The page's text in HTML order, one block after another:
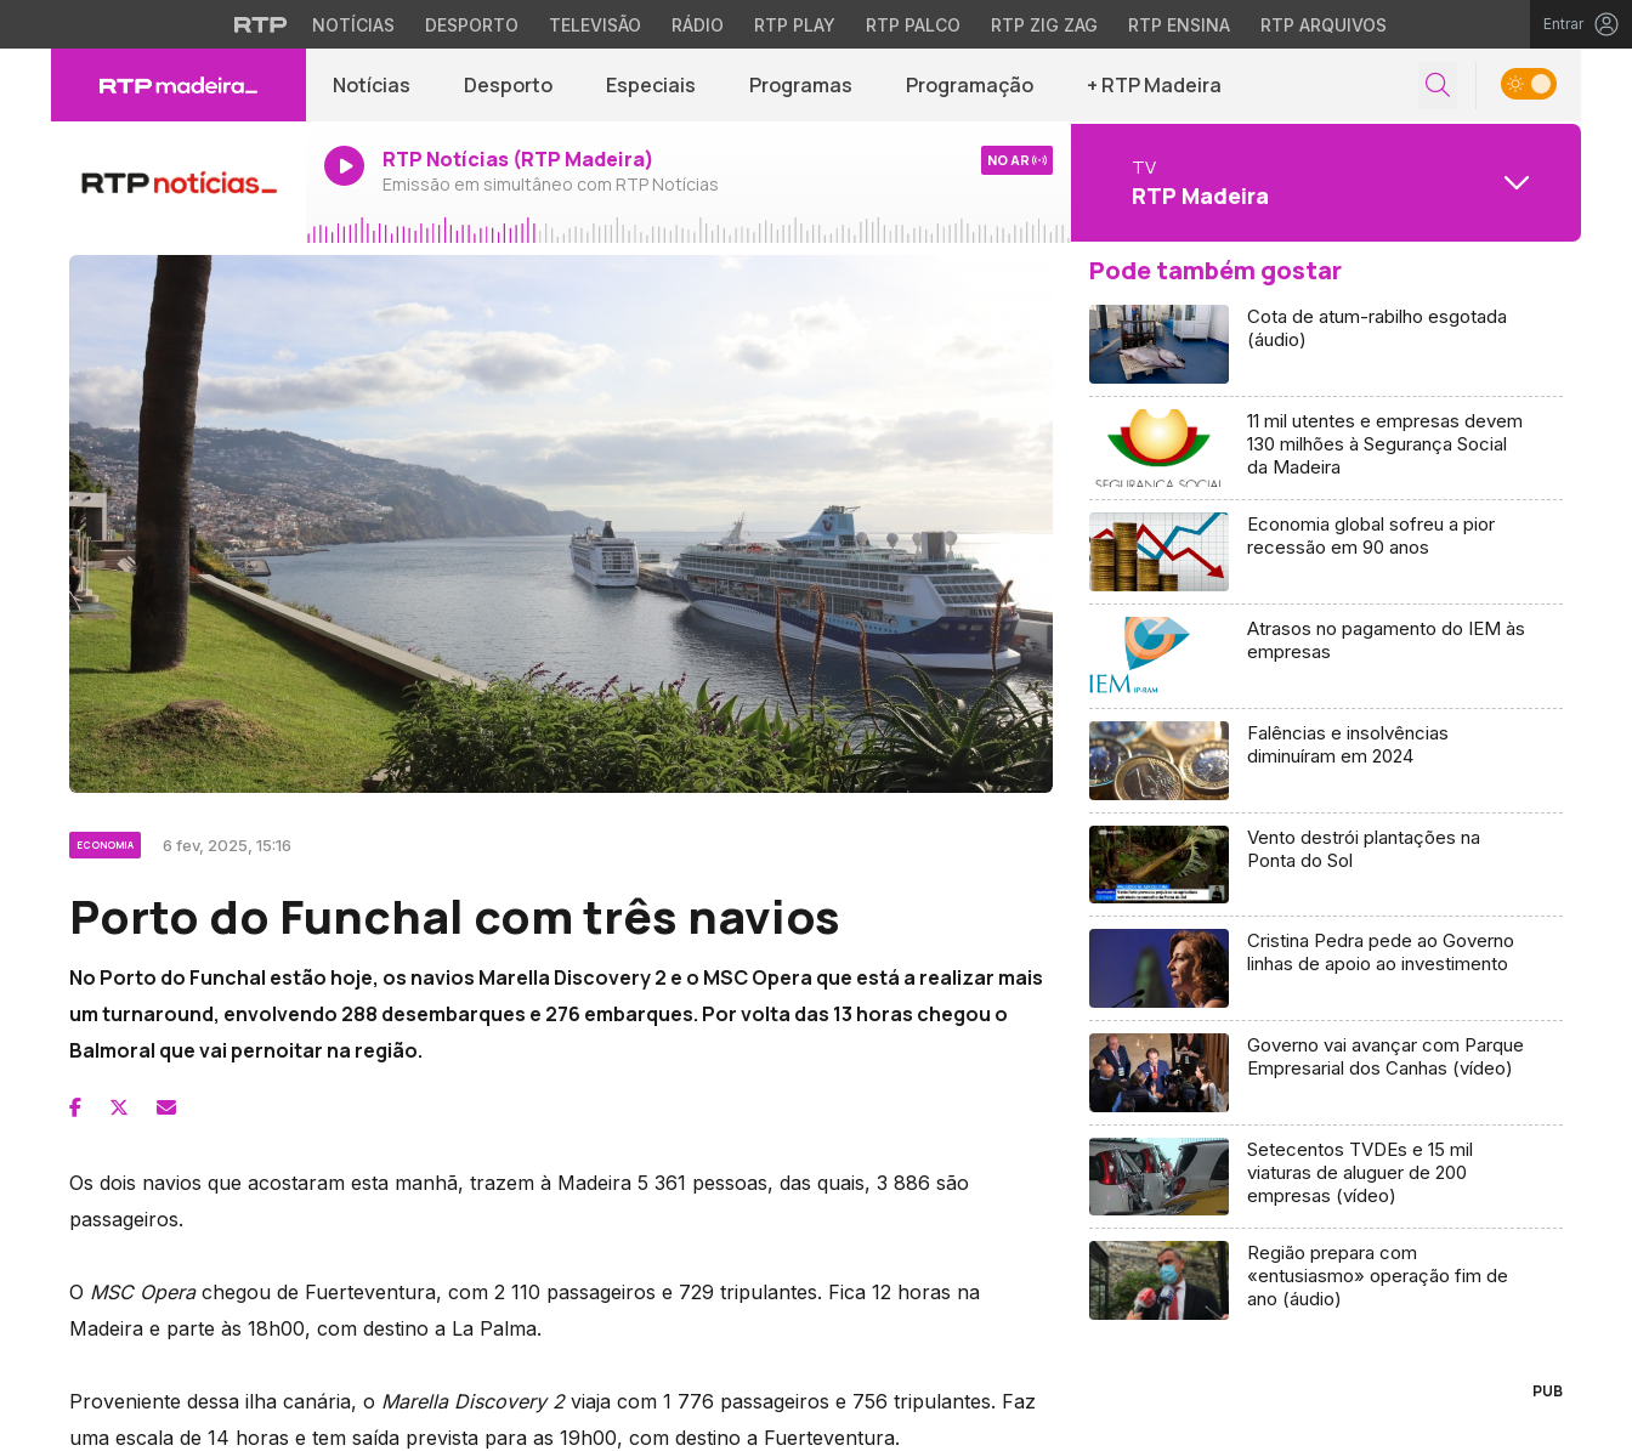
NOTÍCIAS DESPORTO TELEVISÃO RÁDIO RTP PLAY RTP PALCO RTP ZIG ZAG RTP ENSINA RTP ARQUIVOS Entrar
Notícias Desporto Especiais Programas Programação + RTP Madeira
RTP Notícias (RTP Madeira)
Emissão em simultâneo com RTP Notícias
NO AR TV
RTP Madeira
ECONOMIA 6 fev, 2025, 15:16
Porto do Funchal com três navios
No Porto do Funchal estão hoje, os navios Marella Discovery 2 e o MSC Opera que está a realizar mais
um turnaround, envolvendo 288 desembarques e 276 embarques. Por volta das 13 horas chegou o
Balmoral que vai pernoitar na região.
Os dois navios que acostaram esta manhã, trazem à Madeira 5 361 pessoas, das quais, 3 886 são
passageiros.
O MSC Operachegou de Fuerteventura, com 2 110 passageiros e 729 tripulantes. Fica 12 horas na
Madeira e parte às 18h00, com destino a La Palma.
Proveniente dessa ilha canária, o Marella Discovery 2 viaja com 1 776 passageiros e 756 tripulantes. Faz
uma escala de 14 horas e tem saída prevista para as 19h00, com destino a Fuerteventura.
Pode também gostar
Cota de atum-rabilho esgotada
(áudio)
11 mil utentes e empresas devem
130 milhões à Segurança Social
da Madeira
Economia global sofreu a pior
recessão em 90 anos
Atrasos no pagamento do IEM às
empresas
Falências e insolvências
diminuíram em 2024
Vento destrói plantações na
Ponta do Sol
Cristina Pedra pede ao Governo
linhas de apoio ao investimento
Governo vai avançar com Parque
Empresarial dos Canhas (vídeo)
Setecentos TVDEs e 15 mil
viaturas de aluguer de 200
empresas (vídeo)
Região prepara com
«entusiasmo» operação fim de
ano (áudio)
PUB